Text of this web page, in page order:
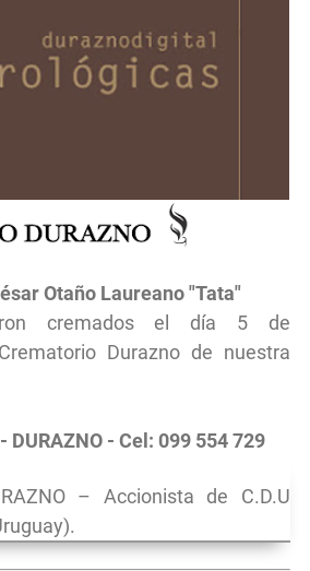
Otaño Laureano "Tata"
cremados el día 5 de
Durazno de nuestra
DURAZNO - Cel: 099 554 729
– Accionista de C.D.U